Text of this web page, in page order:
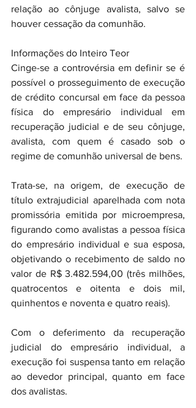
relação ao cônjuge avalista, salvo se
houver cessação da comunhão.
Informações do Inteiro Teor
Cinge-se a controvérsia em definir se é
possível o prosseguimento de execução
de crédito concursal em face da pessoa
física do empresário individual em
recuperação judicial e de seu cônjuge,
avalista, com quem é casado sob o
regime de comunhão universal de bens.
Trata-se, na origem, de execução de
título extrajudicial aparelhada com nota
promissória emitida por microempresa,
figurando como avalistas a pessoa física
do empresário individual e sua esposa,
objetivando o recebimento de saldo no
valor de R$ 3.482.594,00 (três milhões,
quatrocentos e oitenta e dois mil,
quinhentos e noventa e quatro reais).
Com o deferimento da recuperação
judicial do empresário individual, a
execução foi suspensa tanto em relação
ao devedor principal, quanto em face
dos avalistas.